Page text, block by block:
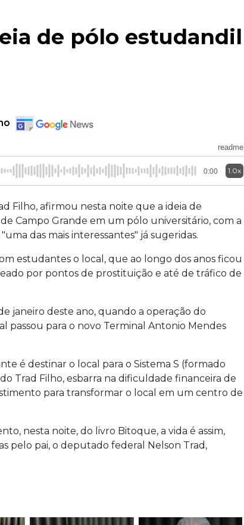
de pólo estudandil
readme
0:00 1.0x
Filho, afirmou nesta noite que a ideia de
Campo Grande em um pólo universitário, com a
das mais interessantes" já sugeridas.
estudantes o local, que ao longo dos anos ficou
por pontos de prostituição e até de tráfico de
janeiro deste ano, quando a operação do
para o novo Terminal Antonio Mendes
é destinar o local para o Sistema S (formado
Trad Filho, esbarra na dificuldade financeira de
para transformar o local em um centro de
nesta noite, do livro Bitoque, a vida é assim,
pelo pai, o deputado federal Nelson Trad,